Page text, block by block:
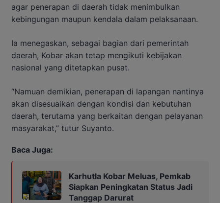
agar penerapan di daerah tidak menimbulkan
kebingungan maupun kendala dalam pelaksanaan.
Ia menegaskan, sebagai bagian dari pemerintah
daerah, Kobar akan tetap mengikuti kebijakan
nasional yang ditetapkan pusat.
“Namuan demikian, penerapan di lapangan nantinya
akan disesuaikan dengan kondisi dan kebutuhan
daerah, terutama yang berkaitan dengan pelayanan
masyarakat,” tutur Suyanto.
Baca Juga:
Karhutla Kobar Meluas, Pemkab
Siapkan Peningkatan Status Jadi
Tanggap Darurat